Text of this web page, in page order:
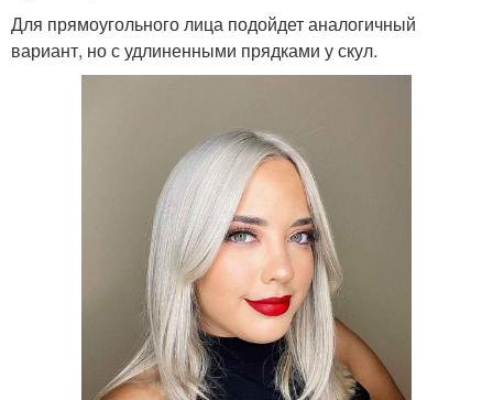
Для прямоугольного лица подойдет аналогичный
вариант, но с удлиненными прядками у скул.